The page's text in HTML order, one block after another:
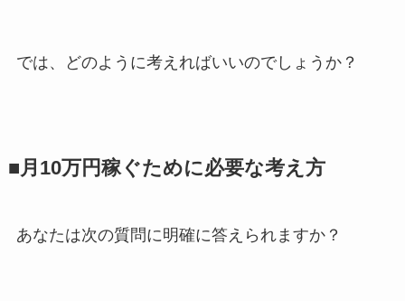
では、どのように考えればいいのでしょうか？
■月10万円稼ぐために必要な考え方
あなたは次の質問に明確に答えられますか？